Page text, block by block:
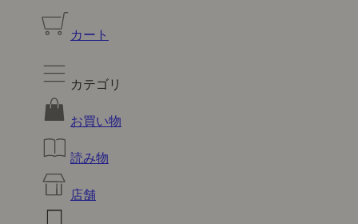
カート
カテゴリ
お買い物
読み物
店舗